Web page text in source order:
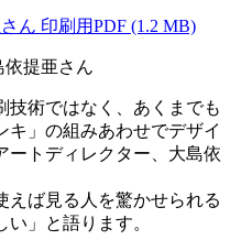
ん 印刷用PDF (1.2 MB)
技術ではなく、あくまでも
キ」の組みあわせでデザイ
ートディレクター、大島依
えば見る人を驚かせられる
」と語ります。